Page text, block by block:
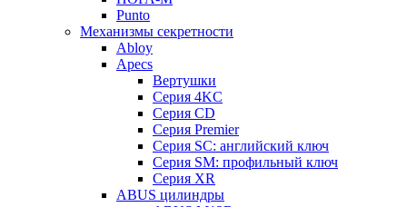
Punto
Механизмы секретности
Abloy
Apecs
Вертушки
Серия 4KC
Серия CD
Серия Premier
Серия SC: английский ключ
Серия SM: профильный ключ
Серия XR
ABUS цилиндры